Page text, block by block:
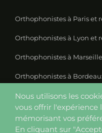
Orthophonistes à Paris et
Orthophonistes à Lyon et
Orthophonistes à
Orthophonistes à
Orthophonistes à Nantes
Orthophonistes à Lille et
Nous utilisons les
vous offrir l'expérience
mémorisant vos
En cliquant sur